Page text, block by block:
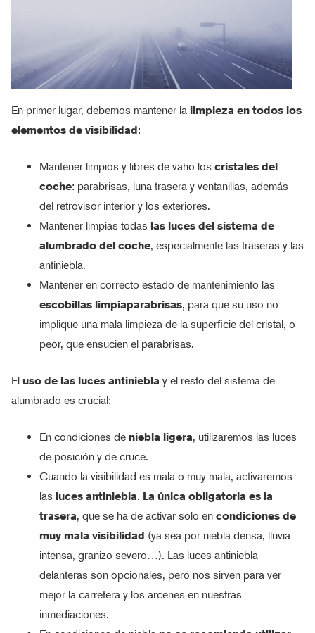
En primer lugar, debemos mantener la limpieza en todos los
elementos de visibilidad:
Mantener limpios y libres de vaho los cristales del
coche: parabrisas, luna trasera y ventanillas, además
del retrovisor interior y los exteriores.
Mantener limpias todas las luces del sistema de
alumbrado del coche, especialmente las traseras y las
antiniebla.
Mantener en correcto estado de mantenimiento las
escobillas limpiaparabrisas, para que su uso no
implique una mala limpieza de la superficie del cristal, o
peor, que ensucien el parabrisas.
El uso de las luces antiniebla y el resto del sistema de
alumbrado es crucial:
En condiciones de niebla ligera, utilizaremos las luces
de posición y de cruce.
Cuando la visibilidad es mala o muy mala, activaremos
las luces antiniebla. La única obligatoria es la
trasera, que se ha de activar solo en condiciones de
muy mala visibilidad (ya sea por niebla densa, lluvia
intensa, granizo severo…). Las luces antiniebla
delanteras son opcionales, pero nos sirven para ver
mejor la carretera y los arcenes en nuestras
inmediaciones.